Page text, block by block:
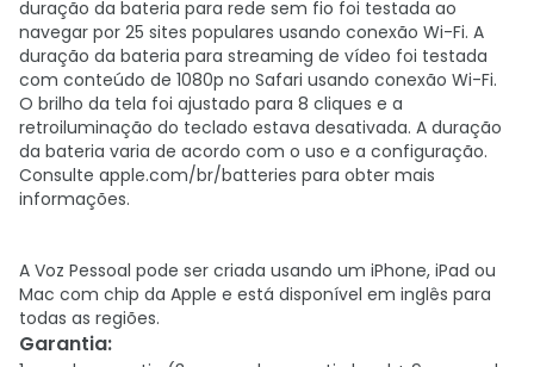
duração da bateria para rede sem fio foi testada ao
navegar por 25 sites populares usando conexão Wi-Fi. A
duração da bateria para streaming de vídeo foi testada
com conteúdo de 1080p no Safari usando conexão Wi-Fi.
O brilho da tela foi ajustado para 8 cliques e a
retroiluminação do teclado estava desativada. A duração
da bateria varia de acordo com o uso e a configuração.
Consulte apple.com/br/batteries para obter mais
informações.
A Voz Pessoal pode ser criada usando um iPhone, iPad ou
Mac com chip da Apple e está disponível em inglês para
todas as regiões.
Garantia: